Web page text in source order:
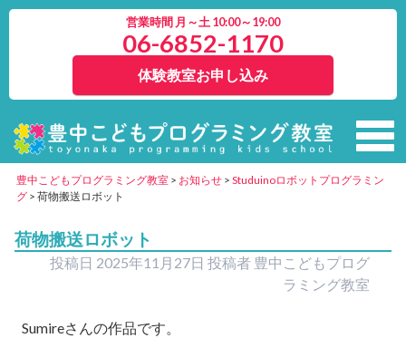
営業時間 月～土 10:00～19:00
06-6852-1170
体験教室お申し込み
豊中こどもプログラミング教室 > お知らせ > Studuinoロボットプログラミン
グ > 荷物搬送ロボット
荷物搬送ロボット
投稿日 2025年11月27日 投稿者 豊中こどもプログ
ラミング教室
Sumireさんの作品です。